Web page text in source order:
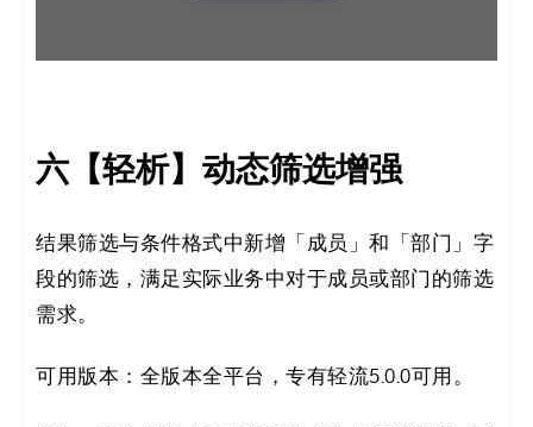
六【轻析】动态筛选增强
结果筛选与条件格式中新增「成员」和「部门」字
段的筛选，满足实际业务中对于成员或部门的筛选
需求。
可用版本：全版本全平台，专有轻流5.0.0可用。